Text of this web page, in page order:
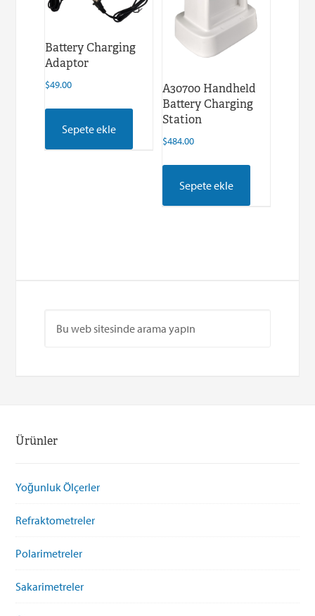
Battery Charging
Adaptor
$49.00
Sepete ekle
A30700 Handheld
Battery Charging
Station
$484.00
Sepete ekle
Ürünler
Yoğunluk Ölçerler
Refraktometreler
Polarimetreler
Sakarimetreler